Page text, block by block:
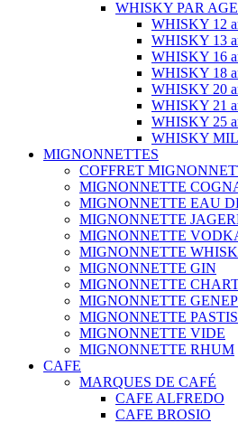
WHISKY PAR AGE
WHISKY 12
WHISKY 13
WHISKY 16
WHISKY 18
WHISKY 20
WHISKY 21
WHISKY 25
WHISKY
MIGNONNETTES
COFFRET
MIGNONNETTE
MIGNONNETTE EAU
MIGNONNETTE
MIGNONNETTE
MIGNONNETTE
MIGNONNETTE GIN
MIGNONNETTE
MIGNONNETTE
MIGNONNETTE
MIGNONNETTE VIDE
MIGNONNETTE RHUM
CAFE
MARQUES DE CAFÉ
CAFE ALFREDO
CAFE BROSIO